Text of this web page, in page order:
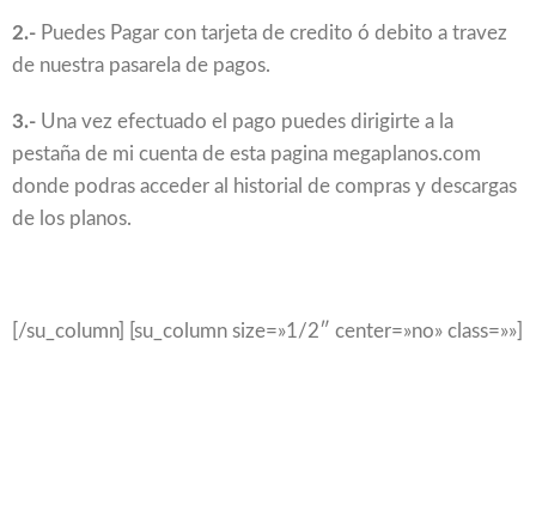
2.- Puedes Pagar con tarjeta de credito ó debito a travez
de nuestra pasarela de pagos.
3.- Una vez efectuado el pago puedes dirigirte a la
pestaña de mi cuenta de esta pagina megaplanos.com
donde podras acceder al historial de compras y descargas
de los planos.
[/su_column] [su_column size=»1/2″ center=»no» class=»»]